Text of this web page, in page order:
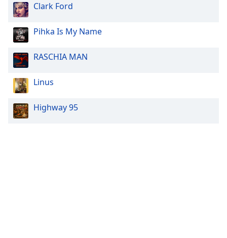
Clark Ford
Pihka Is My Name
RASCHIA MAN
Linus
Highway 95